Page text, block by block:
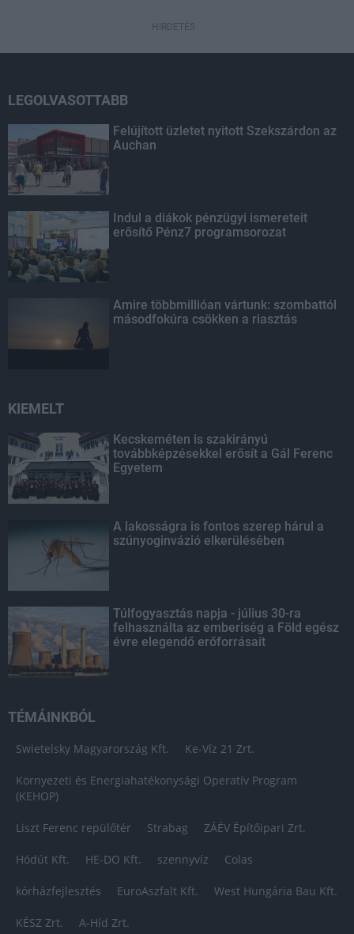
HIRDETÉS
LEGOLVASOTTABB
Felújított üzletet nyitott Szekszárdon az
Auchan
Indul a diákok pénzügyi ismereteit
erősítő Pénz7 programsorozat
Amire többmillióan vártunk: szombattól
másodfokúra csökken a riasztás
KIEMELT
Kecskeméten is szakirányú
továbbképzésekkel erősít a Gál Ferenc
Egyetem
A lakosságra is fontos szerep hárul a
szúnyoginvázió elkerülésében
Túlfogyasztás napja - július 30-ra
felhasználta az emberiség a Föld egész
évre elegendő erőforrásait
TÉMÁINKBÓL
Swietelsky Magyarország Kft. Ke-Víz 21 Zrt.
Környezeti és Energiahatékonysági Operatív Program
(KEHOP)
Liszt Ferenc repülőtér Strabag ZÁÉV Építőipari Zrt.
Hódút Kft. HE-DO Kft. szennyvíz Colas
kórházfejlesztés EuroAszfalt Kft. West Hungária Bau Kft.
KÉSZ Zrt. A-Híd Zrt.